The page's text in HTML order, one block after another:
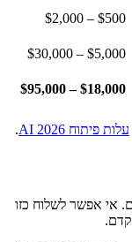
$500 – $2,000
$5,000 – $30,000
$18,000 – $95,000
עלות פיתוח AI 2026 .